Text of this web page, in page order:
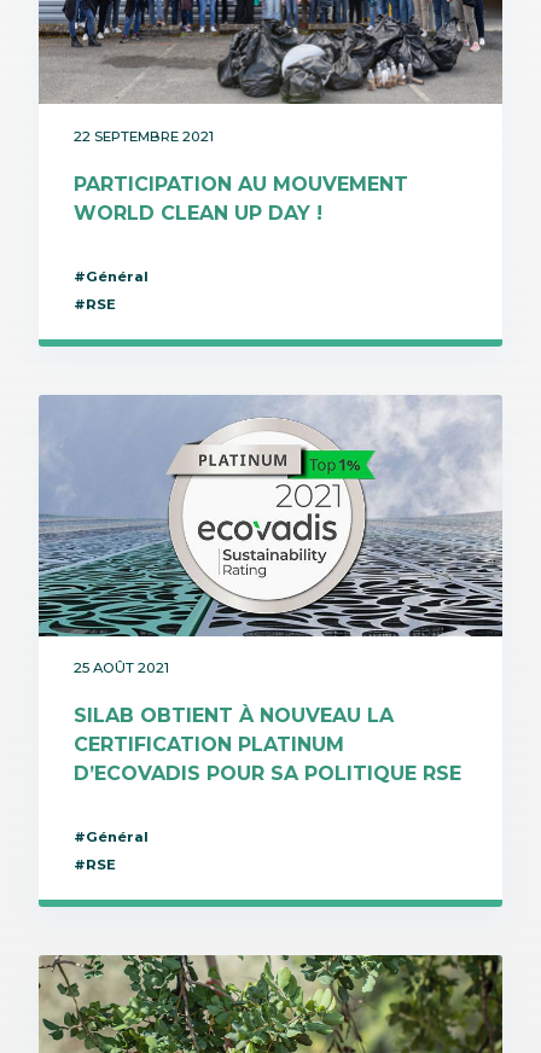
22 SEPTEMBRE 2021
PARTICIPATION AU MOUVEMENT
WORLD CLEAN UP DAY !
#Général
#RSE
25 AOÛT 2021
SILAB OBTIENT À NOUVEAU LA
CERTIFICATION PLATINUM
D’ECOVADIS POUR SA POLITIQUE RSE
#Général
#RSE